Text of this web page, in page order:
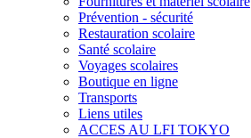
Prévention - sécurité
Restauration scolaire
Santé scolaire
Voyages scolaires
Boutique en ligne
Transports
Liens utiles
ACCES AU LFI TOKYO